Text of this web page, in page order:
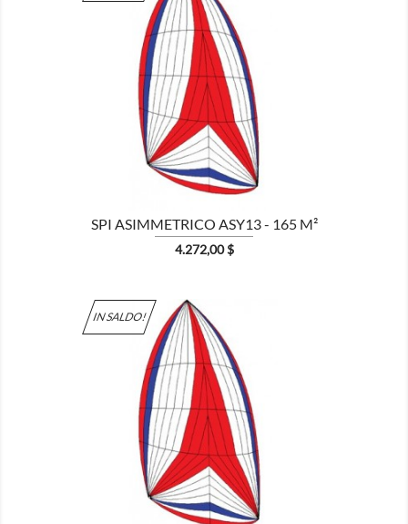
SPI ASIMMETRICO ASY13 - 165 M²
Prezzo
4.272,00 $

IN SALDO!
